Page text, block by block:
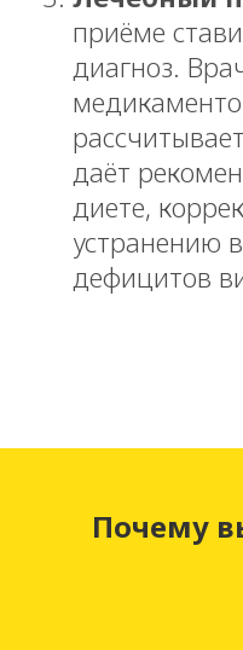
приёме
диагноз.
даёт
диете,
устранению
дефицитов
Почему